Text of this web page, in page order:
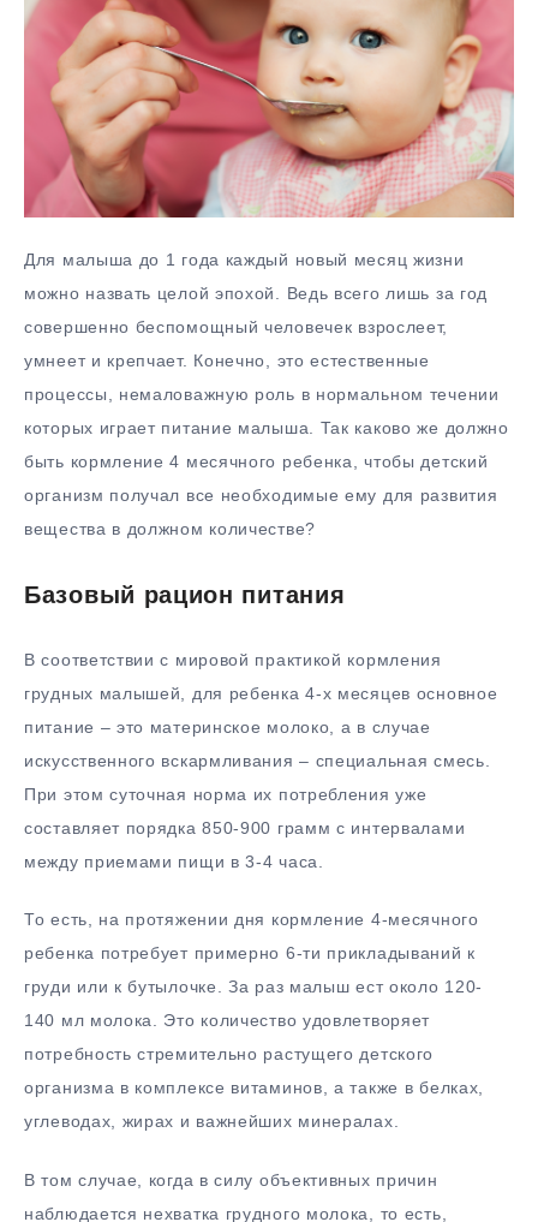
Для малыша до 1 года каждый новый месяц жизни
можно назвать целой эпохой. Ведь всего лишь за год
совершенно беспомощный человечек взрослеет,
умнеет и крепчает. Конечно, это естественные
процессы, немаловажную роль в нормальном течении
которых играет питание малыша. Так каково же должно
быть кормление 4 месячного ребенка, чтобы детский
организм получал все необходимые ему для развития
вещества в должном количестве?
Базовый рацион питания
В соответствии с мировой практикой кормления
грудных малышей, для ребенка 4-х месяцев основное
питание – это материнское молоко, а в случае
искусственного вскармливания – специальная смесь.
При этом суточная норма их потребления уже
составляет порядка 850-900 грамм с интервалами
между приемами пищи в 3-4 часа.
То есть, на протяжении дня кормление 4-месячного
ребенка потребует примерно 6-ти прикладываний к
груди или к бутылочке. За раз малыш ест около 120-
140 мл молока. Это количество удовлетворяет
потребность стремительно растущего детского
организма в комплексе витаминов, а также в белках,
углеводах, жирах и важнейших минералах.
В том случае, когда в силу объективных причин
наблюдается нехватка грудного молока, то есть,